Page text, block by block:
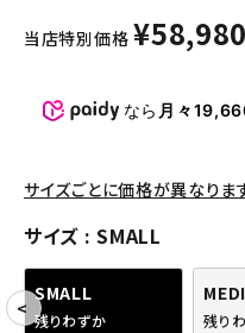
アクセサリー
COLLABORATION BRAND
CONTENTS
ACCOUNT MENU
ようこそ ゲスト 様
当店特別価格 ¥58,980
なら 月々
サイズごとに価格が異なりま
サイズ SMALL
SMALL
残りわずか 残り